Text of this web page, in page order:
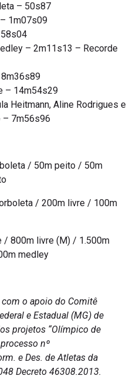
– 50s87
1m07s09
– 2m11s13 – Recorde
– 14m54s29
Heitmann, Aline Rodrigues e
– 7m56s96
/ 50m peito / 50m
/ 200m livre / 100m
800m livre (M) / 1.500m
medley
o apoio do Comitê
e Estadual (MG) de
projetos “Olímpico de
nº
e Des. de Atletas da
Decreto 46308.2013.